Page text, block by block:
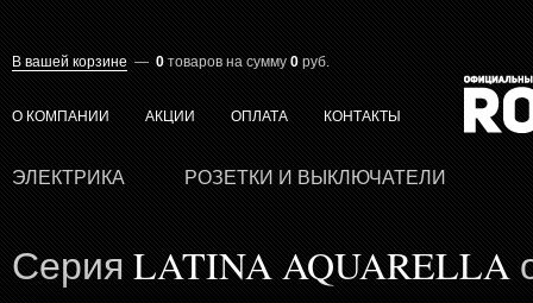
В вашей корзине — 0 товаров на сумму 0 руб.
О КОМПАНИИ АКЦИИ ОПЛАТА КОНТАКТЫ
ЭЛЕКТРИКА РОЗЕТКИ И ВЫКЛЮЧАТЕЛИ
Серия LATINA AQUARELLA